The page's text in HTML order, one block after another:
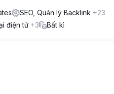
SEO, Quản lý Backlink +23
điện tử +3 Bất kì